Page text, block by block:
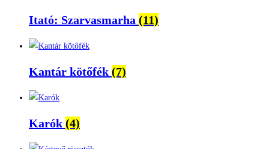
Itató: Szarvasmarha (11)
Kantár kötőfék (7)
Karók (4)